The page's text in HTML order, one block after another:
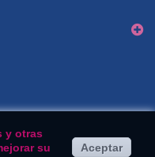
y otras
su
Aceptar